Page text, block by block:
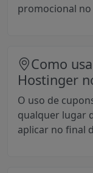
promocional
Como
Hostinger
O uso de
qualquer lugar
aplicar no final